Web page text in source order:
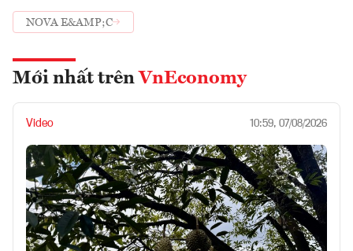
NOVA E&AMP;C
Mới nhất trên VnEconomy
Video 10:59, 07/08/2026